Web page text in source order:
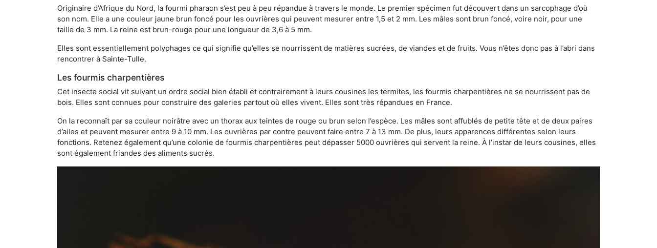
Originaire d’Afrique du Nord, la fourmi pharaon s’est peu à peu répandue à travers le monde. Le premier spécimen fut découvert dans un sarcophage d’où
son nom. Elle a une couleur jaune brun foncé pour les ouvrières qui peuvent mesurer entre 1,5 et 2 mm. Les mâles sont brun foncé, voire noir, pour une
taille de 3 mm. La reine est brun-rouge pour une longueur de 3,6 à 5 mm.
Elles sont essentiellement polyphages ce qui signifie qu’elles se nourrissent de matières sucrées, de viandes et de fruits. Vous n’êtes donc pas à l’abri dans
rencontrer à Sainte-Tulle.
Les fourmis charpentières
Cet insecte social vit suivant un ordre social bien établi et contrairement à leurs cousines les termites, les fourmis charpentières ne se nourrissent pas de
bois. Elles sont connues pour construire des galeries partout où elles vivent. Elles sont très répandues en France.
On la reconnaît par sa couleur noirâtre avec un thorax aux teintes de rouge ou brun selon l’espèce. Les mâles sont affublés de petite tête et de deux paires
d’ailes et peuvent mesurer entre 9 à 10 mm. Les ouvrières par contre peuvent faire entre 7 à 13 mm. De plus, leurs apparences différentes selon leurs
fonctions. Retenez également qu’une colonie de fourmis charpentières peut dépasser 5000 ouvrières qui servent la reine. À l’instar de leurs cousines, elles
sont également friandes des aliments sucrés.